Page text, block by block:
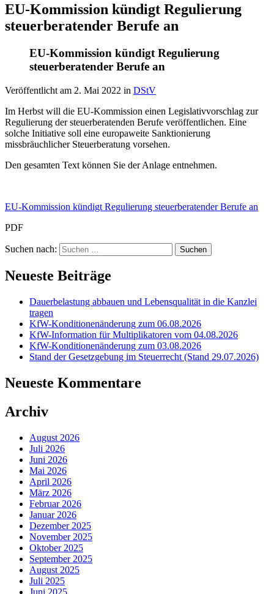
EU-Kommission kündigt Regulierung
steuerberatender Berufe an
EU-Kommission kündigt Regulierung
steuerberatender Berufe an
Veröffentlicht am 2. Mai 2022 in DStV
Im Herbst will die EU-Kommission einen Legislativvorschlag zur
Regulierung der steuerberatenden Berufe veröffentlichen. Eine
solche Initiative soll eine europaweite Sanktionierung
missbräuchlicher Steuerberatung vorsehen.
Den gesamten Text können Sie der Anlage entnehmen.
EU-Kommission kündigt Regulierung steuerberatender Berufe an
PDF
Suchen nach:
Neueste Beiträge
Dauerbelastung abbauen und Lebensqualität in die Kanzlei
tragen
KfW-Konditionenänderung zum 06.08.2026
KfW-Information für Multiplikatoren vom 04.08.2026
KfW-Konditionenänderung zum 03.08.2026
Stand der Gesetzgebung im Steuerrecht (Stand 29.07.2026)
Neueste Kommentare
Archiv
August 2026
Juli 2026
Juni 2026
Mai 2026
April 2026
März 2026
Februar 2026
Januar 2026
Dezember 2025
November 2025
Oktober 2025
September 2025
August 2025
Juli 2025
Juni 2025